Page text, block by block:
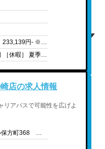
＜常勤＞ ［月給制］233,139円- ※固定残業代:41,858円(30時間分)を含む ※地域によって地域手当あり(東京・神奈川・大阪) ＜院長ｰ統括院長＞301,860円-452,500円 ＜給与例＞ ・新卒（1年目）：233,139円 ・入社2年目 ：235,608円 ・入社3年目 ：252,100円 ・入社4年目 ：266,600円 ※経験や状況に応じて変動可能性有り
［休日］ 月休:月8日 ［休暇］ 夏季休暇、年末年始休暇、有給休暇、育休・産休制度、介護休暇制度 ※有給休暇は法定通り支給 ［年間休日］ 105日程度
店の求人情報
リアパスで可能性を広げよ
群馬県伊勢崎市西小保方町368 スマーク伊勢崎 2F